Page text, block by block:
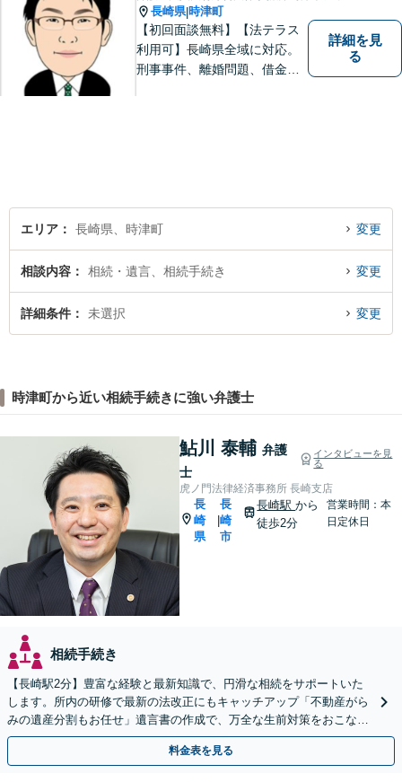
長崎県|時津町
【初回面談無料】【法テラス
利用可】長崎県全域に対応。
刑事事件、離婚問題、借金・
詳細を見
る
エリア 長崎県、時津町 変更
相談内容 相続・遺言、相続手続き 変更
詳細条件 未選択 変更
時津町から近い相続手続きに強い弁護士
鮎川 泰輔 弁護
士
インタビューを見
る
虎ノ門法律経済事務所 長崎支店
長
崎
県
長
崎
市
長崎駅から
徒歩2分
営業時間：本
日定休日
相続手続き
【長崎駅2分】豊富な経験と最新知識で、円滑な相続をサポートいた
します。所内の研修で最新の法改正にもキャッチアップ「不動産がら
みの遺産分割もお任せ」遺言書の作成で、万全な生前対策をおこない
ましょう【夜間・休日面談可】
料金表を見る